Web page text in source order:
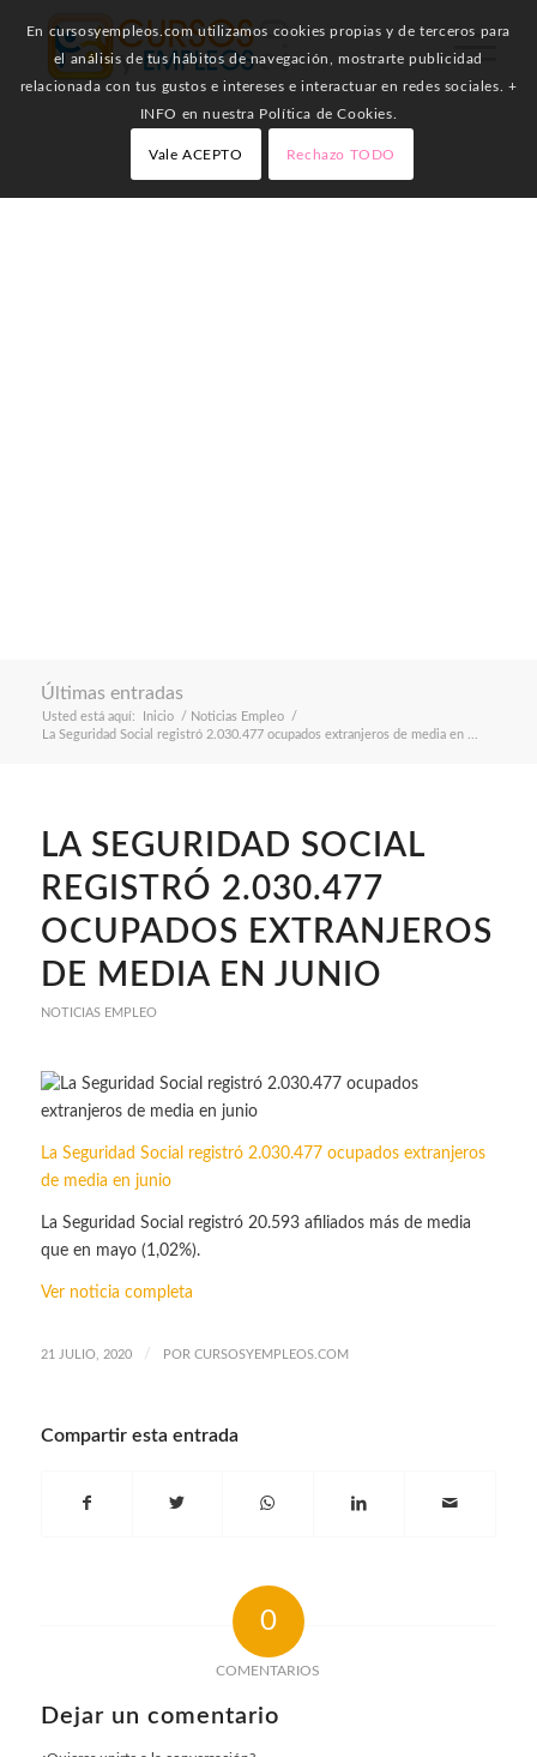
Últimas entradas
Usted está aquí: Inicio / Noticias Empleo
/
La Seguridad Social registró 2.030.477 ocupados extranjeros de media en ...
LA SEGURIDAD SOCIAL
REGISTRÓ 2.030.477
OCUPADOS EXTRANJEROS
DE MEDIA EN JUNIO
NOTICIAS EMPLEO
La Seguridad Social registró 2.030.477 ocupados extranjeros
de media en junio
La Seguridad Social registró 20.593 afiliados más de media
que en mayo (1,02%).
Ver noticia completa
21 JULIO, 2020 / POR CURSOSYEMPLEOS.COM
Compartir esta entrada
0
COMENTARIOS
Dejar un comentario
En cursosyempleos.com utilizamos cookies propias y de terceros para
el análisis de tus hábitos de navegación, mostrarte publicidad
relacionada con tus gustos e intereses e interactuar en redes sociales. +
INFO en nuestra Política de Cookies.
Vale ACEPTO Rechazo TODO